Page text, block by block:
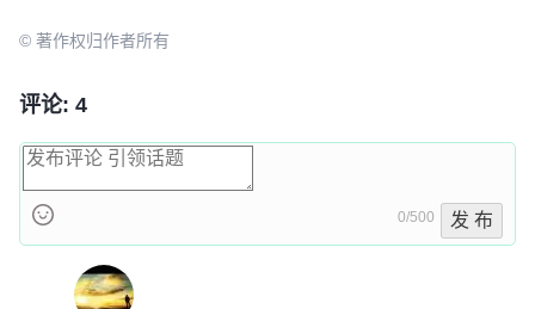
© 著作权归作者所有
评论: 4
0/500 发 布